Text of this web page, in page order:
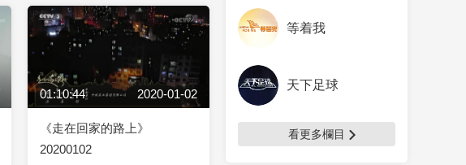
01:10:44 2020-01-02
《走在回家的路上》
20200102
等着我
天下足球
看更多欄目